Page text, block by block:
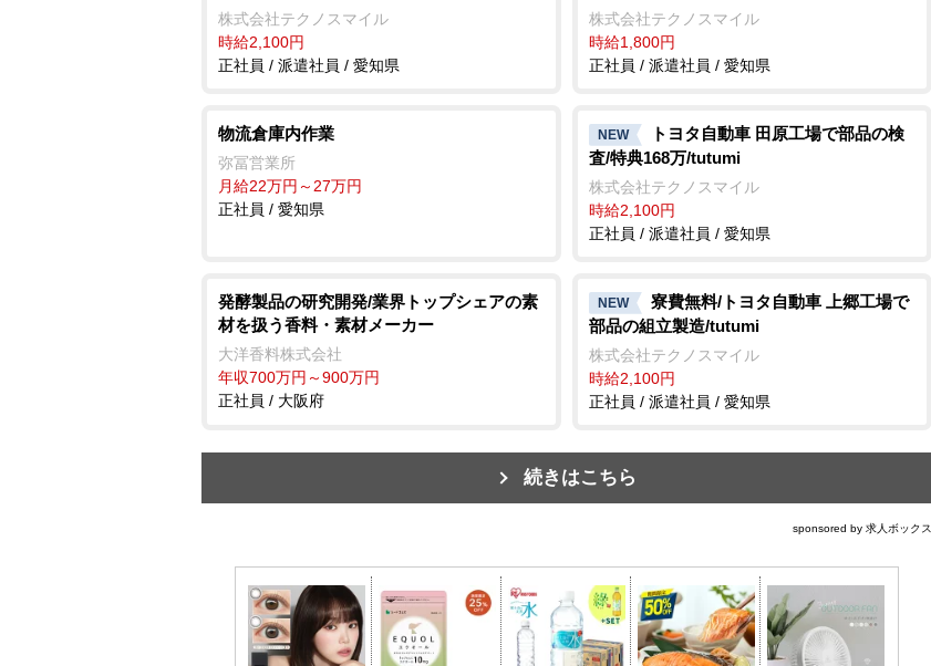
株式会社テクノスマイル
時給2,100円
正社員 / 派遣社員 / 愛知県
株式会社テクノスマイル
時給1,800円
正社員 / 派遣社員 / 愛知県
物流倉庫内作業
弥冨営業所
月給22万円～27万円
正社員 / 愛知県
NEW
トヨタ自動車 田原工場で部品の検
査/特典168万/tutumi
株式会社テクノスマイル
時給2,100円
正社員 / 派遣社員 / 愛知県
発酵製品の研究開発/業界トップシェアの素
材を扱う香料・素材メーカー
大洋香料株式会社
年収700万円～900万円
正社員 / 大阪府
NEW
寮費無料/トヨタ自動車 上郷工場で
部品の組立製造/tutumi
株式会社テクノスマイル
時給2,100円
正社員 / 派遣社員 / 愛知県
続きはこちら
sponsored by 求人ボックス